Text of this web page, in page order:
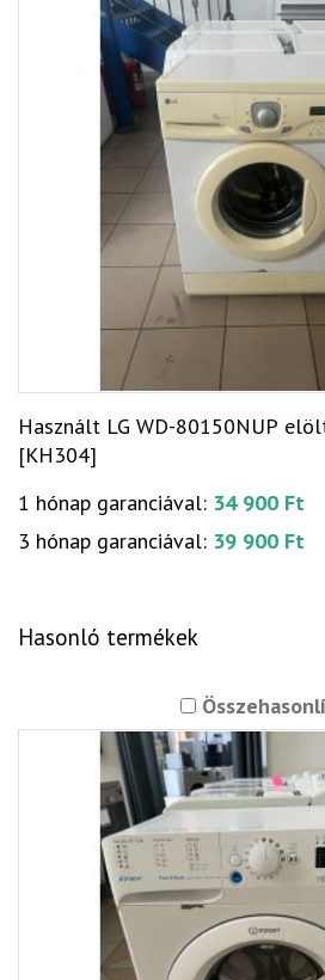
Használt LG WD-80150NUP
[KH304]
1 hónap garanciával: 34 900 Ft
3 hónap garanciával: 39 900 Ft
Hasonló termékek